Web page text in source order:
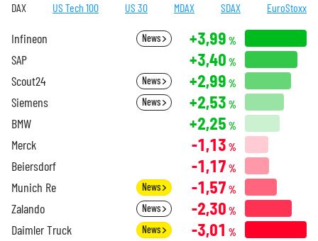
DAX US Tech 100 US 30 MDAX SDAX EuroStoxx
Infineon News +3,99 %
SAP +3,40 %
Scout24 News +2,99 %
Siemens News +2,53 %
BMW +2,25 %
Merck -1,13 %
Beiersdorf -1,17 %
Munich Re News -1,57 %
Zalando News -2,30 %
Daimler Truck News -3,01 %